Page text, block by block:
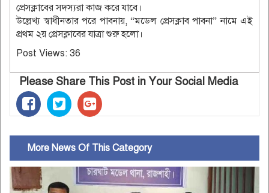
প্রেসক্লাবের সদস্যরা কাজ করে যাবে।
উল্লেখ্য স্বাধীনতার পরে পাবনায়, “মডেল প্রেসক্লাব পাবনা” নামে এই
প্রথম ২য় প্রেসক্লাবের যাত্রা শুরু হলো।
Post Views: 36
Please Share This Post in Your Social Media
More News Of This Category